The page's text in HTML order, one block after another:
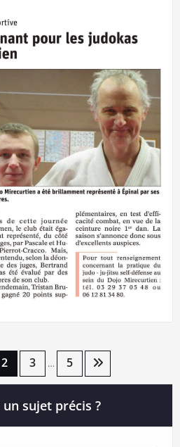
2 3 … 5
sujet précis ?